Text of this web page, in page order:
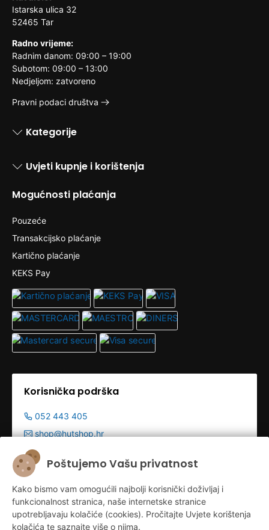
Poštujemo Vašu privatnost
Kako bismo vam omogućili najbolji korisnički doživljaj i
funkcionalnost stranica, naše internetske stranice
upotrebljavaju kolačiće (cookies). Pročitajte Uvjete korištenja
kolačića te saznajte više o njima.
Istarska ulica 32
52465 Tar
Radno vrijeme:
Radnim danom: 09:00 – 19:00
Subotom: 09:00 – 13:00
Nedjeljom: zatvoreno
Pravni podaci društva
Kategorije
Uvjeti kupnje i korištenja
Mogućnosti plaćanja
Pouzeće
Transakcijsko plaćanje
Kartično plaćanje
KEKS Pay
Korisnička podrška
052 443 405
shop@hutshop.hr
Radno vrijeme:
Pon - Pet 9:00-19:00h
Sub 9:00-13:00